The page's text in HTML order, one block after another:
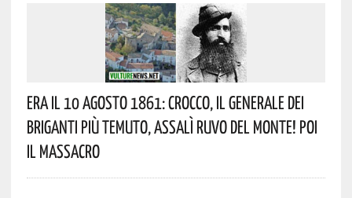
Era Il 10 Agosto 1861: Crocco, Il Generale Dei
Briganti Più Temuto, Assalì Ruvo Del Monte! Poi
Il Massacro